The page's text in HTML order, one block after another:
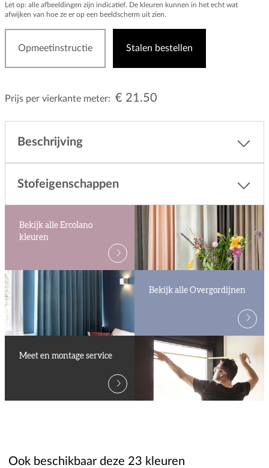
Let op: alle afbeeldingen zijn indicatief. De kleuren kunnen in het echt wat
afwijken van hoe ze er op een beeldscherm uit zien.
Opmeetinstructie Stalen bestellen
Prijs per vierkante meter: € 21.50
Beschrijving
Stofeigenschappen
Bekijk alle Ercolano
kleuren
Bekijk alle Overgordijnen
Meet en montage service
Ook beschikbaar deze 23 kleuren